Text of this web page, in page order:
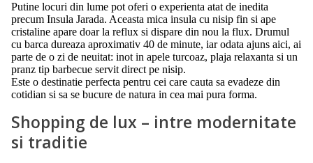
Putine locuri din lume pot oferi o experienta atat de inedita
precum Insula Jarada. Aceasta mica insula cu nisip fin si ape
cristaline apare doar la reflux si dispare din nou la flux. Drumul
cu barca dureaza aproximativ 40 de minute, iar odata ajuns aici, ai
parte de o zi de neuitat: inot in apele turcoaz, plaja relaxanta si un
pranz tip barbecue servit direct pe nisip.
Este o destinatie perfecta pentru cei care cauta sa evadeze din
cotidian si sa se bucure de natura in cea mai pura forma.
Shopping de lux – intre modernitate
si traditie